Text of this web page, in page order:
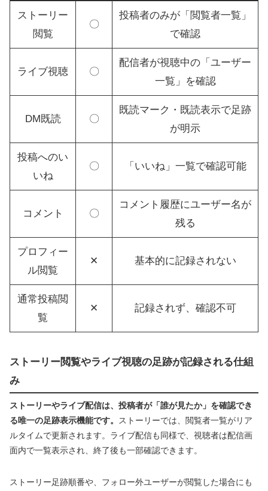
ストーリー
閲覧
〇
投稿者のみが「閲覧者一覧」
で確認
ライブ視聴 〇
配信者が視聴中の「ユーザー
一覧」を確認
DM既読 〇
既読マーク・既読表示で足跡
が明示
投稿へのい
いね
〇 「いいね」一覧で確認可能
コメント 〇
コメント履歴にユーザー名が
残る
プロフィー
ル閲覧
✕ 基本的に記録されない
通常投稿閲
覧
✕ 記録されず、確認不可
ストーリー閲覧やライブ視聴の足跡が記録される仕組
み
ストーリーやライブ配信は、投稿者が「誰が見たか」を確認でき
る唯一の足跡表示機能です。
ストーリーでは、閲覧者一覧がリア
ルタイムで更新されます。ライブ配信も同様で、視聴者は配信画
面内で一覧表示され、終了後も一部確認できます。
ストーリー足跡順番や、フォロー外ユーザーが閲覧した場合にも